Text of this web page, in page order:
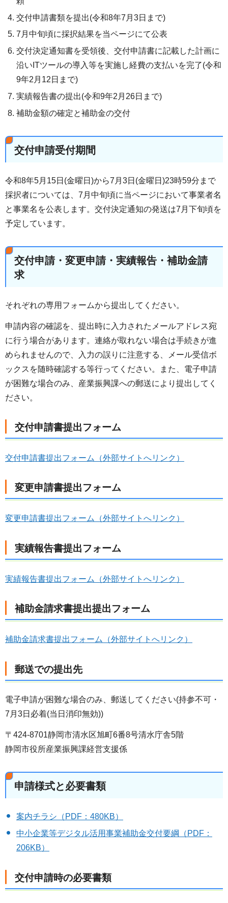
交付申請書類を提出(令和8年7月3日まで)
7月中旬頃に採択結果を当ページにて公表
交付決定通知書を受領後、交付申請書に記載した計画に
沿いITツールの導入等を実施し経費の支払いを完了(令和
9年2月12日まで)
実績報告書の提出(令和9年2月26日まで)
補助金額の確定と補助金の交付
交付申請受付期間
令和8年5月15日(金曜日)から7月3日(金曜日)23時59分まで
採択者については、7月中旬頃に当ページにおいて事業者名
と事業名を公表します。交付決定通知の発送は7月下旬頃を
予定しています。
交付申請・変更申請・実績報告・補助金請
求
それぞれの専用フォームから提出してください。
申請内容の確認を、提出時に入力されたメールアドレス宛
に行う場合があります。連絡が取れない場合は手続きが進
められませんので、入力の誤りに注意する、メール受信ボ
ックスを随時確認する等行ってください。また、電子申請
が困難な場合のみ、産業振興課への郵送により提出してく
ださい。
交付申請書提出フォーム
交付申請書提出フォーム（外部サイトへリンク）
変更申請書提出フォーム
変更申請書提出フォーム（外部サイトへリンク）
実績報告書提出フォーム
実績報告書提出フォーム（外部サイトへリンク）
補助金請求書提出提出フォーム
補助金請求書提出フォーム（外部サイトへリンク）
郵送での提出先
電子申請が困難な場合のみ、郵送してください(持参不可・
7月3日必着(当日消印無効))
〒424-8701静岡市清水区旭町6番8号清水庁舎5階
静岡市役所産業振興課経営支援係
申請様式と必要書類
案内チラシ（PDF：480KB）
中小企業等デジタル活用事業補助金交付要綱（PDF：
206KB）
交付申請時の必要書類